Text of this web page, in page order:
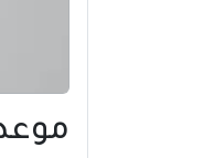
موعد